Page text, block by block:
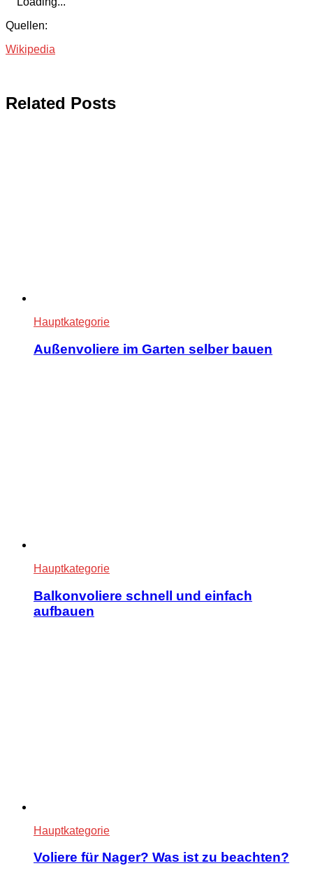
Quellen:
Wikipedia
Related Posts
Hauptkategorie
Außenvoliere im Garten selber bauen
Hauptkategorie
Balkonvoliere schnell und einfach
aufbauen
Hauptkategorie
Voliere für Nager? Was ist zu beachten?